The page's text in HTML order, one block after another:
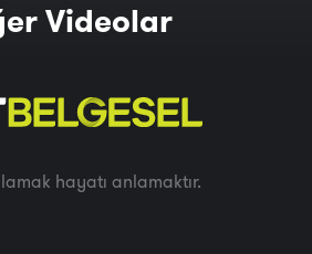
Videolar
hayatı anlamaktır.